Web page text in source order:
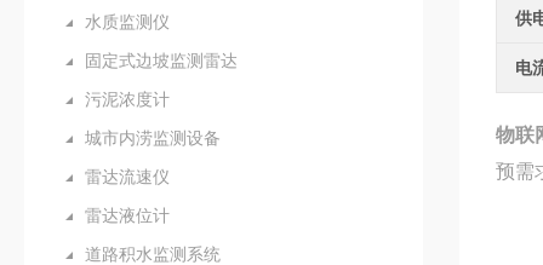
水质监测仪
固定式边坡监测雷达
污泥浓度计
城市内涝监测设备
雷达流速仪
雷达液位计
道路积水监测系统
供
电
物联
预需